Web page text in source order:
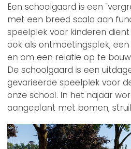
Een schoolgaard is een
met een breed scala aan
speelplek voor kinderen
ook als ontmoetingsplek,
en om een relatie op te
De schoolgaard is een
gevarieerde speelplek voor
onze school. In het najaar
aangeplant met bomen,